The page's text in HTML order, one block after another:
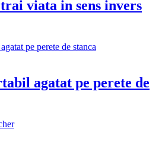
viata in sens invers
agatat pe perete de